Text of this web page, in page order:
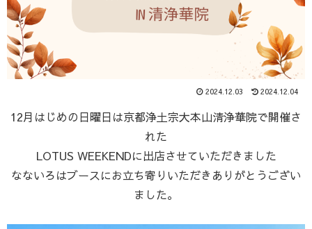
2024.12.03 2024.12.04
12月はじめの日曜日は京都浄土宗大本山清浄華院で開催さ
れた
LOTUS WEEKENDに出店させていただきました
なないろはブースにお立ち寄りいただきありがとうござい
ました。